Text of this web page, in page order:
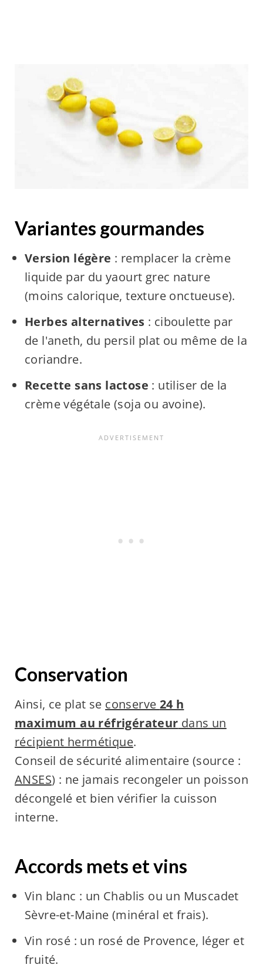
Variantes gourmandes
Version légère : remplacer la crème
liquide par du yaourt grec nature
(moins calorique, texture onctueuse).
Herbes alternatives : ciboulette par
de l'aneth, du persil plat ou même de la
coriandre.
Recette sans lactose : utiliser de la
crème végétale (soja ou avoine).
Conservation
Ainsi, ce plat se conserve 24 h
maximum au réfrigérateur dans un
récipient hermétique.
Conseil de sécurité alimentaire (source :
ANSES) : ne jamais recongeler un poisson
décongelé et bien vérifier la cuisson
interne.
Accords mets et vins
Vin blanc : un Chablis ou un Muscadet
Sèvre-et-Maine (minéral et frais).
Vin rosé : un rosé de Provence, léger et
fruité.